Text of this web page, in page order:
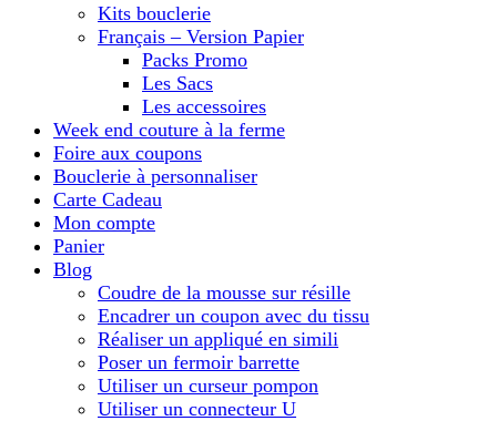
Kits bouclerie
Français – Version Papier
Packs Promo
Les Sacs
Les accessoires
Week end couture à la ferme
Foire aux coupons
Bouclerie à personnaliser
Carte Cadeau
Mon compte
Panier
Blog
Coudre de la mousse sur résille
Encadrer un coupon avec du tissu
Réaliser un appliqué en simili
Poser un fermoir barrette
Utiliser un curseur pompon
Utiliser un connecteur U